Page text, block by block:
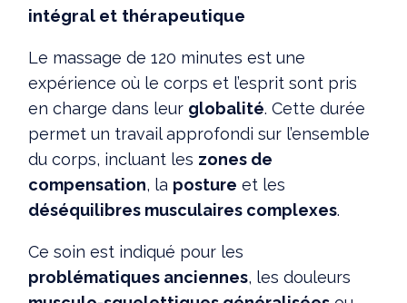
intégral et thérapeutique
Le massage de 120 minutes est une
expérience où le corps et l’esprit sont pris
en charge dans leur globalité. Cette durée
permet un travail approfondi sur l’ensemble
du corps, incluant les zones de
compensation, la posture et les
déséquilibres musculaires complexes.
Ce soin est indiqué pour les
problématiques anciennes, les douleurs